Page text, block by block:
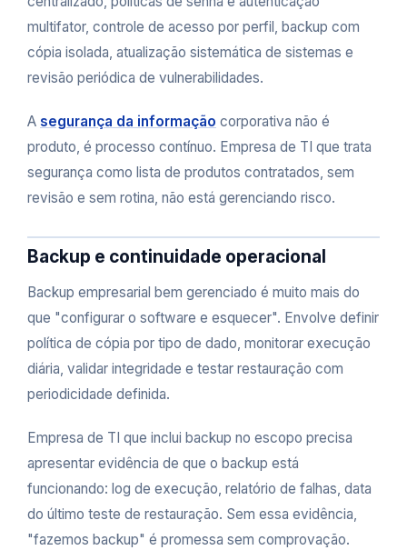
multifator, controle de acesso por perfil, backup com
cópia isolada, atualização sistemática de sistemas e
revisão periódica de vulnerabilidades.
A segurança da informação corporativa não é
produto, é processo contínuo. Empresa de TI que trata
segurança como lista de produtos contratados, sem
revisão e sem rotina, não está gerenciando risco.
Backup e continuidade operacional
Backup empresarial bem gerenciado é muito mais do
que "configurar o software e esquecer". Envolve definir
política de cópia por tipo de dado, monitorar execução
diária, validar integridade e testar restauração com
periodicidade definida.
Empresa de TI que inclui backup no escopo precisa
apresentar evidência de que o backup está
funcionando: log de execução, relatório de falhas, data
do último teste de restauração. Sem essa evidência,
"fazemos backup" é promessa sem comprovação.